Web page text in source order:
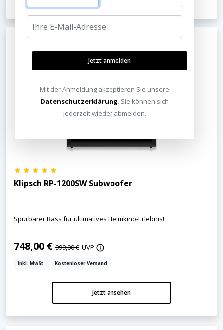
Klipsch RP-1200SW Subwoofer
Spürbarer Bass für ultimatives Heimkino-Erlebnis!
748,00 € 999,00 € UVP
inkl. MwSt. Kostenloser Versand
Jetzt ansehen
Jetzt anmelden
Mit der Anmeldung akzeptieren Sie unsere
Datenschutzerklärung. Sie können sich
jederzeit wieder abmelden.